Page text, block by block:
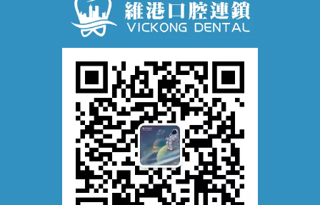
牙齦萎縮